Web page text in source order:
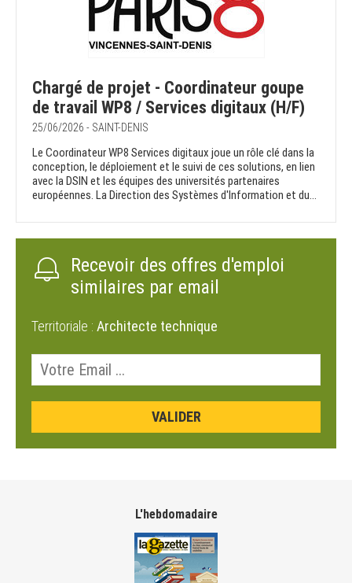
Chargé de projet - Coordinateur goupe
de travail WP8 / Services digitaux (H/F)
25/06/2026 - SAINT-DENIS
Le Coordinateur WP8 Services digitaux joue un rôle clé dans la
conception, le déploiement et le suivi de ces solutions, en lien
avec la DSIN et les équipes des universités partenaires
européennes. La Direction des Systèmes d'Information et du...
Recevoir des offres d'emploi
similaires par email
Territoriale : Architecte technique
L'hebdomadaire